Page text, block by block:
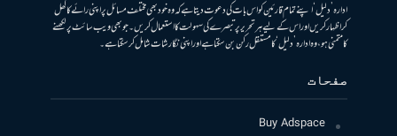
ادارہ ’دلیل‘ اپنے تمام قارئین کو اس بات کی دعوت دیتا ہے کہ وہ خود بھی مختلف مسائل پر اپنی رائے کا کھل
کر اظہار کریں اور اس کے لیے ہر تحریر پر تبصرے کی سہولت کا استعمال کریں۔ جو بھی ویب سائٹ پر لکھنے
کا متمنی ہو، وہ ادارہ ’دلیل‘ کا مستقل رکن بن سکتا ہے اور اپنی نگارشات شامل کرسکتا ہے۔
صفحات
Buy Adspace